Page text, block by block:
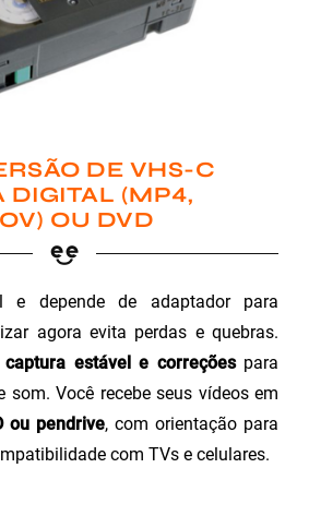
DE VHS-C
DIGITAL (MP4,
OU DVD
depende de adaptador para
agora evita perdas e quebras.
captura estável e correçõespara
som. Você recebe seus vídeos em
ou pendrive, com orientação para
com TVs e celulares.